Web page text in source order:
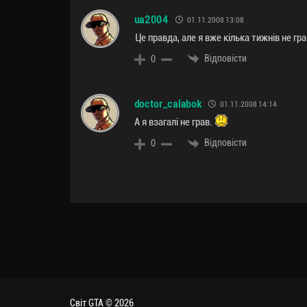
ua2004 01.11.2008 13:08
Це правда, але я вже кілька тижнів не
0 Відповісти
doctor_calabok 01.11.2008 14:14
А я взагалі не грав.
0 Відповісти
Світ GTA © 2026